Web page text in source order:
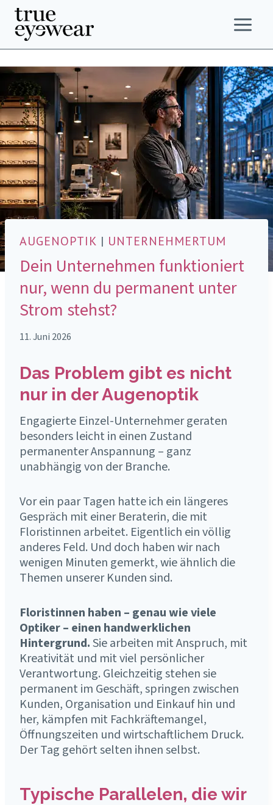
Zum
Inhalt
springen
AUGENOPTIK | UNTERNEHMERTUM
Dein Unternehmen funktioniert
nur, wenn du permanent unter
Strom stehst?
11. Juni 2026
Das Problem gibt es nicht
nur in der Augenoptik
Engagierte Einzel-Unternehmer geraten
besonders leicht in einen Zustand
permanenter Anspannung – ganz
unabhängig von der Branche.
Vor ein paar Tagen hatte ich ein längeres
Gespräch mit einer Beraterin, die mit
Floristinnen arbeitet. Eigentlich ein völlig
anderes Feld. Und doch haben wir nach
wenigen Minuten gemerkt, wie ähnlich die
Themen unserer Kunden sind.
Floristinnen haben – genau wie viele
Optiker – einen handwerklichen
Hintergrund.Sie arbeiten mit Anspruch, mit
Kreativität und mit viel persönlicher
Verantwortung. Gleichzeitig stehen sie
permanent im Geschäft, springen zwischen
Kunden, Organisation und Einkauf hin und
her, kämpfen mit Fachkräftemangel,
Öffnungszeiten und wirtschaftlichem Druck.
Der Tag gehört selten ihnen selbst.
Typische Parallelen, die wir